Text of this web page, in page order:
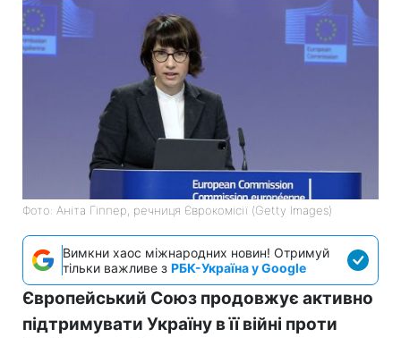
Фото: Аніта Гіппер, речниця Єврокомісії (Getty Images)
Вимкни хаос міжнародних новин! Отримуй
тільки важливе з РБК-Україна у Google
Європейський Союз продовжує активно
підтримувати Україну в її війні проти